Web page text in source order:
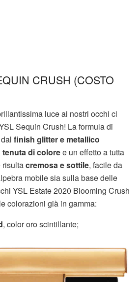
CRUSH (COSTO
luce ai nostri occhi ci
Sequin Crush! La formula di
finish glitter e metallico
tenuta di coloree un effetto a tutta
risultacremosa e sottile, facile da
mobile sia sulla base delle
YSL Estate 2020 Blooming Crush
colorazioni già in gamma:
, color oro scintillante;